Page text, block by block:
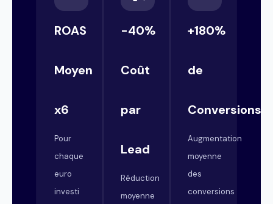
ROAS
Moyen
x6
Pour
chaque
euro
investi
-40%
Coût
par
Lead
Réduction
moyenne
+180%
de
Conversions
Augmentation
moyenne
des
conversions